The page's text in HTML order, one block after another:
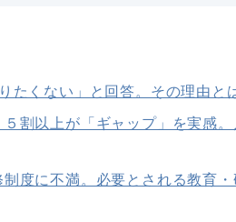
たくない」と回答。その理由と
割以上が「ギャップ」を実感
度に不満。必要とされる教育・